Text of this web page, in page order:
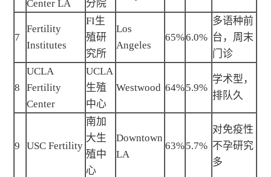
Center LA
分院
7
Fertility
Institutes
FI生
殖研
究所
Los
Angeles
65%6.0%
多语种前
台，周末
门诊
8
UCLA
Fertility
Center
UCLA
生殖
中心
Westwood 64%5.9%
学术型，
排队久
9 USC Fertility
南加
大生
殖中
心
Downtown
LA
63%5.7%
对免疫性
不孕研究
多